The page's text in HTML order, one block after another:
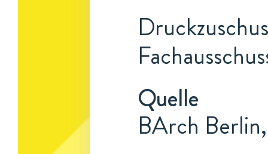
Quelle
BArch